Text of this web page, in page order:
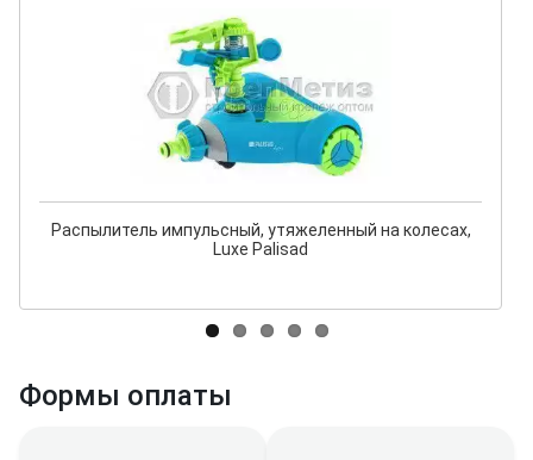
Распылитель импульсный, утяжеленный на колесах,
Luxe Palisad
Формы оплаты